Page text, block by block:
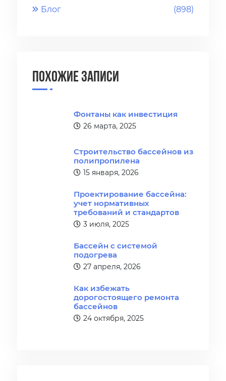
Блог (898)
Похожие записи
Фонтаны как инвестиция
26 марта, 2025
Строительство бассейнов из
полипропилена
15 января, 2026
Проектирование бассейна:
учет нормативных
требований и стандартов
3 июля, 2025
Бассейн с системой
подогрева
27 апреля, 2026
Как избежать
дорогостоящего ремонта
бассейнов
24 октября, 2025